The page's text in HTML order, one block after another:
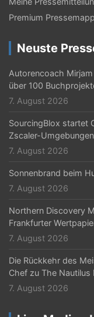
Premium
Neuste
Autorencoach
über 100
7. August 2026
SourcingBlox startet
Zscaler-Umgebungen
7. August 2026
Sonnenbrand beim
7. August 2026
Northern Discovery
Frankfurter
7. August 2026
Die Rückkehr des
Chef zu The Nautilus
7. August 2026